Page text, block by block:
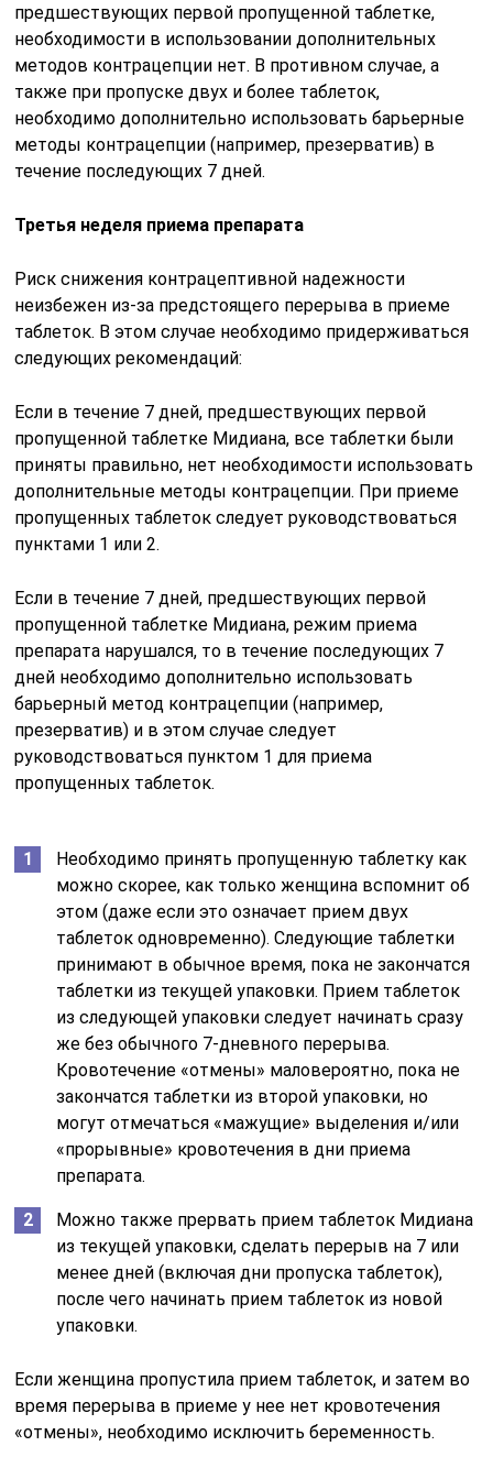
предшествующих первой пропущенной таблетке,
необходимости в использовании дополнительных
методов контрацепции нет. В противном случае, а
также при пропуске двух и более таблеток,
необходимо дополнительно использовать барьерные
методы контрацепции (например, презерватив) в
течение последующих 7 дней.
Третья неделя приема препарата
Риск снижения контрацептивной надежности
неизбежен из-за предстоящего перерыва в приеме
таблеток. В этом случае необходимо придерживаться
следующих рекомендаций:
Если в течение 7 дней, предшествующих первой
пропущенной таблетке Мидиана, все таблетки были
приняты правильно, нет необходимости использовать
дополнительные методы контрацепции. При приеме
пропущенных таблеток следует руководствоваться
пунктами 1 или 2.
Если в течение 7 дней, предшествующих первой
пропущенной таблетке Мидиана, режим приема
препарата нарушался, то в течение последующих 7
дней необходимо дополнительно использовать
барьерный метод контрацепции (например,
презерватив) и в этом случае следует
руководствоваться пунктом 1 для приема
пропущенных таблеток.
Необходимо принять пропущенную таблетку как
можно скорее, как только женщина вспомнит об
этом (даже если это означает прием двух
таблеток одновременно). Следующие таблетки
принимают в обычное время, пока не закончатся
таблетки из текущей упаковки. Прием таблеток
из следующей упаковки следует начинать сразу
же без обычного 7-дневного перерыва.
Кровотечение «отмены» маловероятно, пока не
закончатся таблетки из второй упаковки, но
могут отмечаться «мажущие» выделения и/или
«прорывные» кровотечения в дни приема
препарата.
Можно также прервать прием таблеток Мидиана
из текущей упаковки, сделать перерыв на 7 или
менее дней (включая дни пропуска таблеток),
после чего начинать прием таблеток из новой
упаковки.
Если женщина пропустила прием таблеток, и затем во
время перерыва в приеме у нее нет кровотечения
«отмены», необходимо исключить беременность.